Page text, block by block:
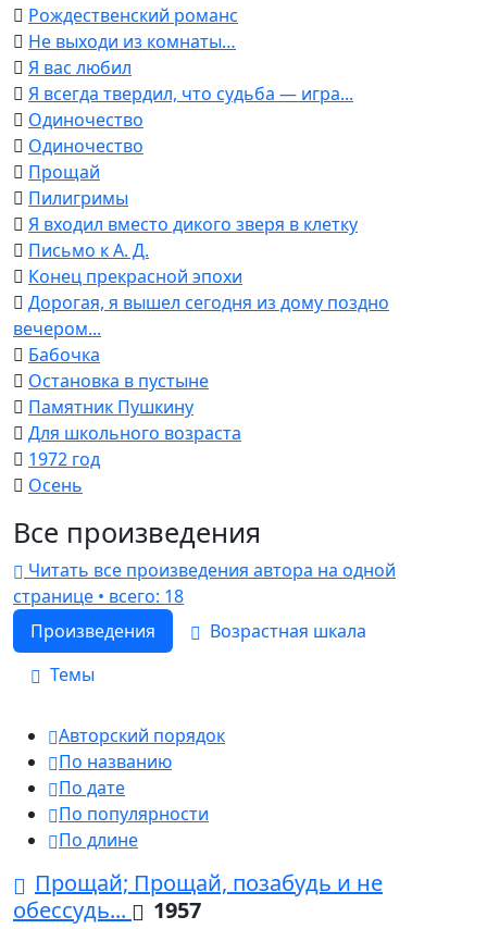
Рождественский романс
Не выходи из комнаты…
Я вас любил
Я всегда твердил, что судьба — игра...
Одиночество
Одиночество
Прощай
Пилигримы
Я входил вместо дикого зверя в клетку
Письмо к А. Д.
Конец прекрасной эпохи
Дорогая, я вышел сегодня из дому поздно
вечером...
Бабочка
Остановка в пустыне
Памятник Пушкину
Для школьного возраста
1972 год
Осень
Все произведения
Читать все произведения автора на одной
странице • всего: 18
Произведения
Возрастная шкала
Темы
Авторский порядок
По названию
По дате
По популярности
По длине
Прощай; Прощай, позабудь и не
обессудь...
1957